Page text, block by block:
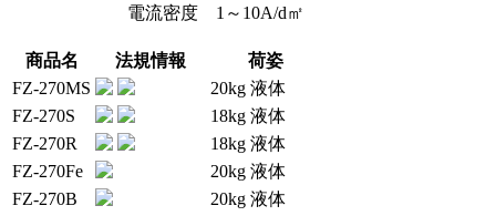
電流密度 1～10A/d㎡
商品名 法規情報
荷姿
FZ-270MS
20kg 液体
FZ-270S
18kg 液体
FZ-270R
18kg 液体
FZ-270Fe
20kg 液体
FZ-270B
20kg 液体